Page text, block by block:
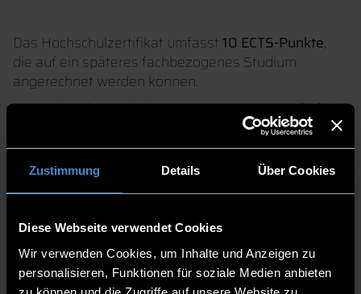
Zustimmung Details Über Cookies
Diese Webseite verwendet Cookies
Wir verwenden Cookies, um Inhalte und Anzeigen zu
personalisieren, Funktionen für soziale Medien anbieten
Das Hochschulzertifikat umfasst 10 ECTS-Punkte,
die auf ein späteres fachbezogenes Studium
angerechnet werden können.
Die Weiterbildungsinhalte wurden vomBayerischen
geprüft.
Das Zentrum für Akademische Weiterbildung ist als
Weiterbildungseinrichtung nach §56 Abs. 2
AVPfleWoqG für die Weiterbildung zur
AUSGEZEICHNETE